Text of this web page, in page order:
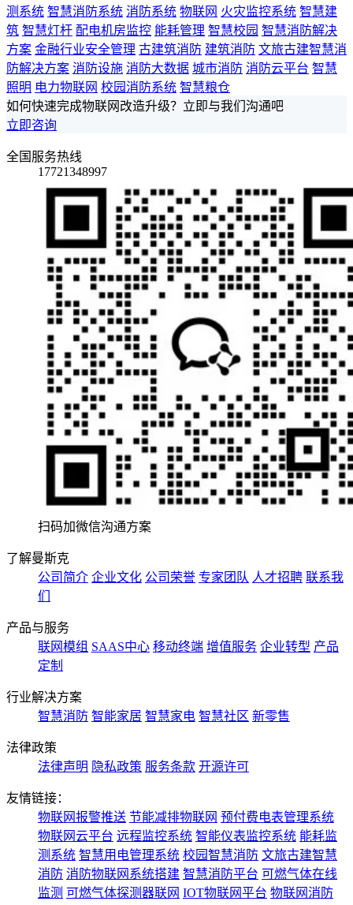
测系统 智慧消防系统 消防系统 物联网 火灾监控系统 智慧建
筑 智慧灯杆 配电机房监控 能耗管理 智慧校园 智慧消防解决
方案 金融行业安全管理 古建筑消防 建筑消防 文旅古建智慧消
防解决方案 消防设施 消防大数据 城市消防 消防云平台 智慧
照明 电力物联网 校园消防系统 智慧粮仓
如何快速完成物联网改造升级？立即与我们沟通吧
立即咨询
全国服务热线
17721348997
扫码加微信沟通方案
了解曼斯克
公司简介 企业文化 公司荣誉 专家团队 人才招聘 联系我
们
产品与服务
联网模组 SAAS中心 移动终端 增值服务 企业转型 产品
定制
行业解决方案
智慧消防 智能家居 智慧家电 智慧社区 新零售
法律政策
法律声明 隐私政策 服务条款 开源许可
友情链接：
物联网报警推送 节能减排物联网 预付费电表管理系统
物联网云平台 远程监控系统 智能仪表监控系统 能耗监
测系统 智慧用电管理系统 校园智慧消防 文旅古建智慧
消防 消防物联网系统搭建 智慧消防平台 可燃气体在线
监测 可燃气体探测器联网 IOT物联网平台 物联网消防